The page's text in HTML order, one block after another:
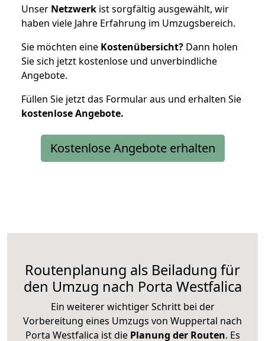
Unser Netzwerk ist sorgfältig ausgewählt, wir
haben viele Jahre Erfahrung im Umzugsbereich.
Sie möchten eine Kostenübersicht? Dann holen
Sie sich jetzt kostenlose und unverbindliche
Angebote.
Füllen Sie jetzt das Formular aus und erhalten Sie
kostenloseAngebote.
Kostenlose Angebote erhalten
Routenplanung als Beiladung für
den Umzug nach Porta Westfalica
Ein weiterer wichtiger Schritt bei der
Vorbereitung eines Umzugs von Wuppertal nach
Porta Westfalica ist diePlanung der Routen. Es